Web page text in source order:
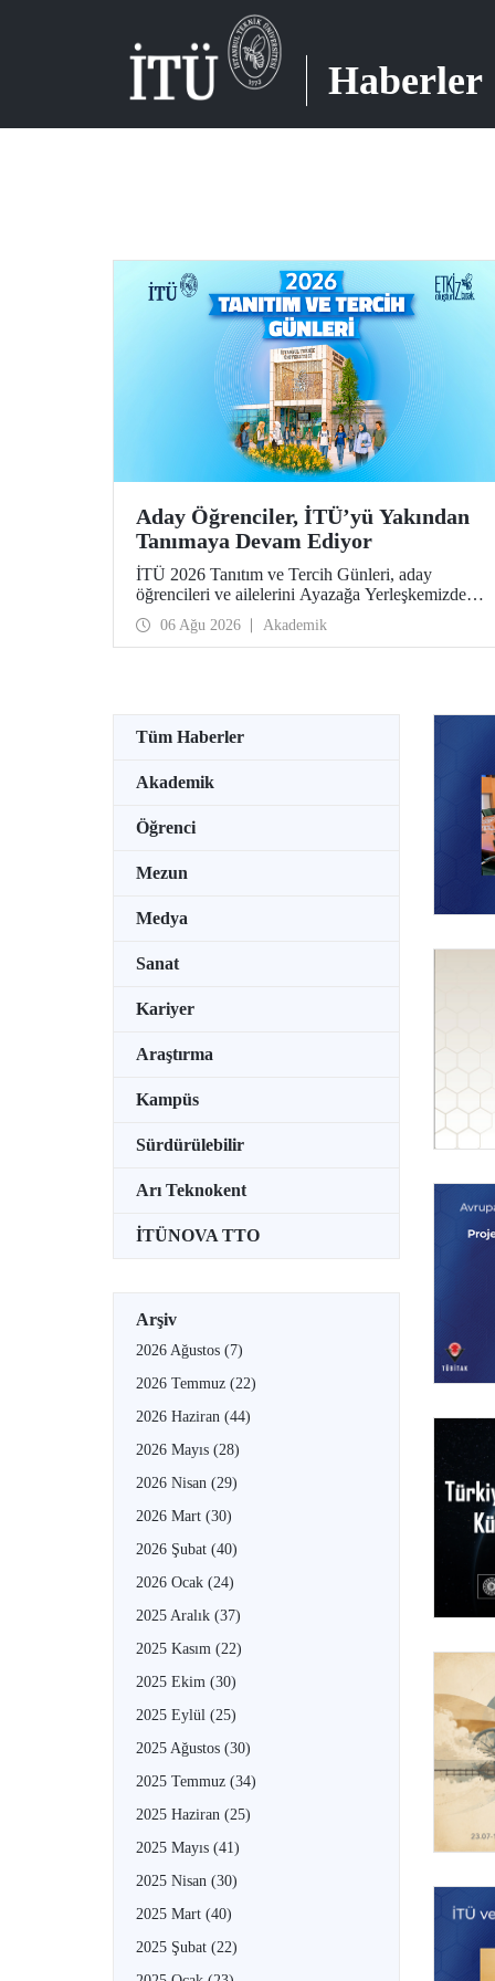
Haberler
Aday Öğrenciler, İTÜ’yü Yakından
Tanımaya Devam Ediyor
İTÜ 2026 Tanıtım ve Tercih Günleri, aday
öğrencileri ve ailelerini Ayazağa Yerleşkemizde
ağırlamaya devam ediyor. Tanıtım ve Tercih
Günleri 7 Ağustos’ta tamamlanacak, ilgili fakülte
ve birimler adaylara bilgi vermeye devam edecek.
06 Ağu 2026 Akademik
Tüm Haberler
Akademik
Öğrenci
Mezun
Medya
Sanat
Kariyer
Araştırma
Kampüs
Sürdürülebilir
Arı Teknokent
İTÜNOVA TTO
Arşiv
2026 Ağustos (7)
2026 Temmuz (22)
2026 Haziran (44)
2026 Mayıs (28)
2026 Nisan (29)
2026 Mart (30)
2026 Şubat (40)
2026 Ocak (24)
2025 Aralık (37)
2025 Kasım (22)
2025 Ekim (30)
2025 Eylül (25)
2025 Ağustos (30)
2025 Temmuz (34)
2025 Haziran (25)
2025 Mayıs (41)
2025 Nisan (30)
2025 Mart (40)
2025 Şubat (22)